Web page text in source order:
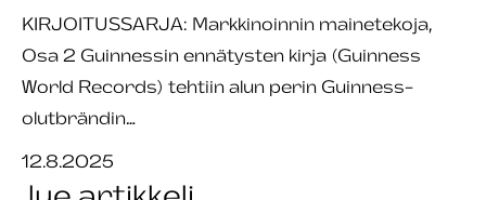
KIRJOITUSSARJA: Markkinoinnin mainetekoja,
Osa 2 Guinnessin ennätysten kirja (Guinness
World Records) tehtiin alun perin Guinness-
olutbrändin…
12.8.2025